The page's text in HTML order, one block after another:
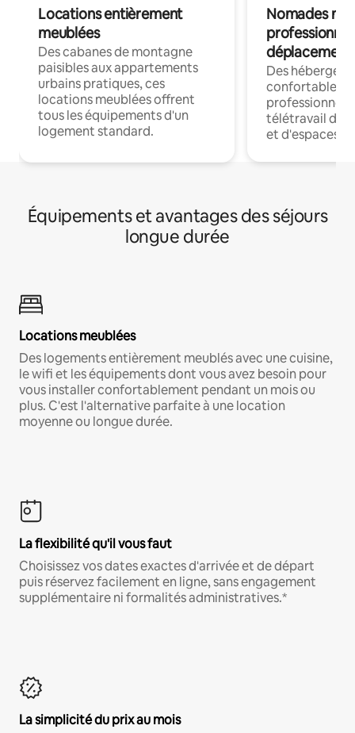
Locations entièrement
meublées
Des cabanes de montagne
paisibles aux appartements
urbains pratiques, ces
locations meublées offrent
tous les équipements d'un
logement standard.
Nomades
déplacement
Des
confortables
professionnels
télétravail
et d'espaces
Équipements et avantages des séjours
longue durée
Locations meublées
Des logements entièrement meublés avec une cuisine,
le wifi et les équipements dont vous avez besoin pour
vous installer confortablement pendant un mois ou
plus. C'est l'alternative parfaite à une location
moyenne ou longue durée.
La flexibilité qu'il vous faut
Choisissez vos dates exactes d'arrivée et de départ
puis réservez facilement en ligne, sans engagement
supplémentaire ni formalités administratives.*
La simplicité du prix au mois